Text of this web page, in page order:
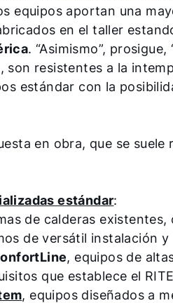
equipos aportan una
en el taller
. “Asimismo”, prosigue,
resistentes a la
estándar con la
en obra, que se suele
estándar:
de calderas existentes,
de versátil instalación y
, equipos de
que establece el
, equipos diseñados a